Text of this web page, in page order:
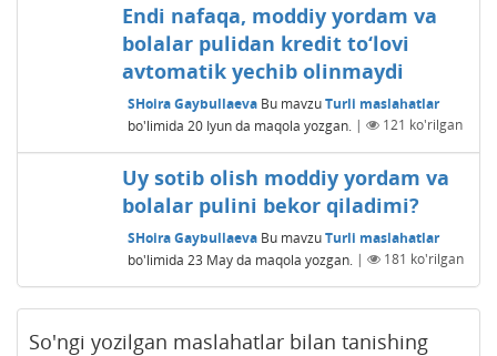
Endi nafaqa, moddiy yordam va
bolalar pulidan kredit to‘lovi
avtomatik yechib olinmaydi
SHoira Gaybullaeva Bu mavzuTurli maslahatlar
bo'limida 20 Iyun da maqola yozgan. | 121 ko'rilgan
Uy sotib olish moddiy yordam va
bolalar pulini bekor qiladimi?
SHoira Gaybullaeva Bu mavzuTurli maslahatlar
bo'limida 23 May da maqola yozgan. | 181 ko'rilgan
So'ngi yozilgan maslahatlar bilan tanishing